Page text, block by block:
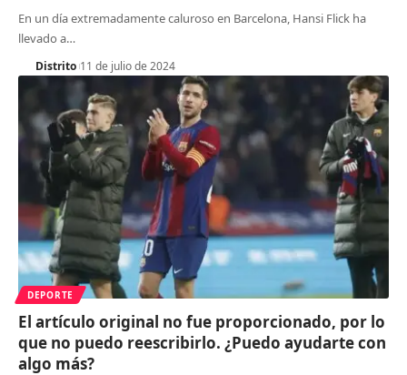
En un día extremadamente caluroso en Barcelona, Hansi Flick ha
llevado a…
Distrito 11 de julio de 2024
DEPORTE
El artículo original no fue proporcionado, por lo
que no puedo reescribirlo. ¿Puedo ayudarte con
algo más?